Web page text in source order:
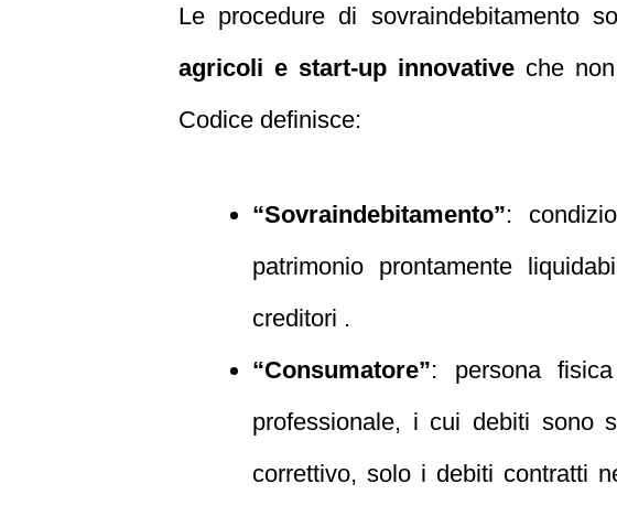
Le procedure di sovraindebitamento
agricoli e start‑up innovativeche non
Codice definisce:
“Sovraindebitamento”:
patrimonio prontamente
creditori .
“Consumatore”: persona
professionale, i cui debiti sono
correttivo, solo i debiti contratti